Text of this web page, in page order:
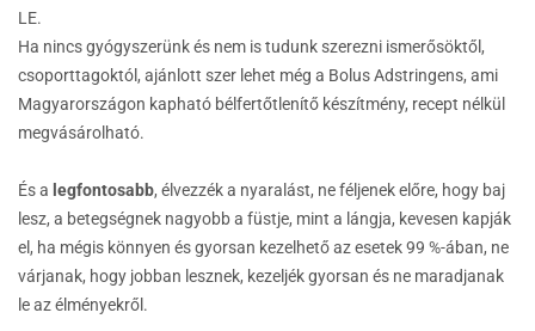
LE.
Ha nincs gyógyszerünk és nem is tudunk szerezni ismerősöktől,
csoporttagoktól, ajánlott szer lehet még a Bolus Adstringens, ami
Magyarországon kapható bélfertőtlenítő készítmény, recept nélkül
megvásárolható.
És a legfontosabb, élvezzék a nyaralást, ne féljenek előre, hogy baj
lesz, a betegségnek nagyobb a füstje, mint a lángja, kevesen kapják
el, ha mégis könnyen és gyorsan kezelhető az esetek 99 %-ában, ne
várjanak, hogy jobban lesznek, kezeljék gyorsan és ne maradjanak
le az élményekről.